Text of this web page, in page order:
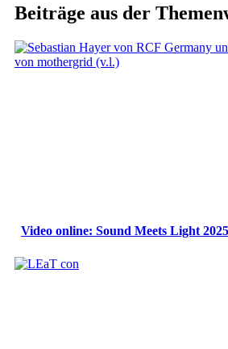
Beiträge aus der
Video online: Sound Meets Light